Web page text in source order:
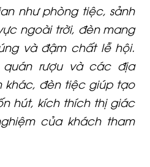
như phòng tiệc, sảnh
ngoài trời, đèn mang
và đậm chất lễ hội.
quán rượu và các địa
khác, đèn tiệc giúp tạo
hút, kích thích thị giác
của khách tham